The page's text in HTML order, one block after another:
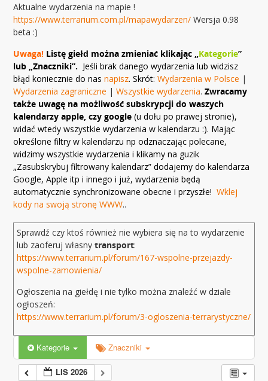
Aktualne wydarzenia na mapie !
https://www.terrarium.com.pl/mapawydarzen/ Wersja 0.98
beta :)
Uwaga! Listę giełd można zmieniać klikając „Kategorie”
lub „Znaczniki”. Jeśli brak danego wydarzenia lub widzisz
błąd koniecznie do nasnapisz. Skrót:Wydarzenia w Polsce |
Wydarzenia zagraniczne |Wszystkie wydarzenia.Zwracamy
także uwagę na możliwość subskrypcji do waszych
kalendarzy apple, czy google (u dołu po prawej stronie),
widać wtedy wszystkie wydarzenia w kalendarzu :). Mając
określone filtry w kalendarzu np odznaczając polecane,
widzimy wszystkie wydarzenia i klikamy na guzik
„Zasubskrybuj filtrowany kalendarz” dodajemy do kalendarza
Google, Apple itp i innego i już, wydarzenia będą
automatycznie synchronizowane obecne i przyszłe!Wklej
kody na swoją stronę WWW..
Sprawdź czy ktoś również nie wybiera się na to wydarzenie
lub zaoferuj własny transport:
https://www.terrarium.pl/forum/167-wspolne-przejazdy-
wspolne-zamowienia/
Ogłoszenia na giełdę i nie tylko można znaleźć w dziale
ogłoszeń:
https://www.terrarium.pl/forum/3-ogloszenia-terrarystyczne/
Kategorie Znaczniki
LIS 2026